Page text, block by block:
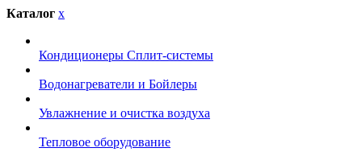
Каталог x
Кондиционеры Сплит-системы
Водонагреватели и Бойлеры
Увлажнение и очистка воздуха
Тепловое оборудование